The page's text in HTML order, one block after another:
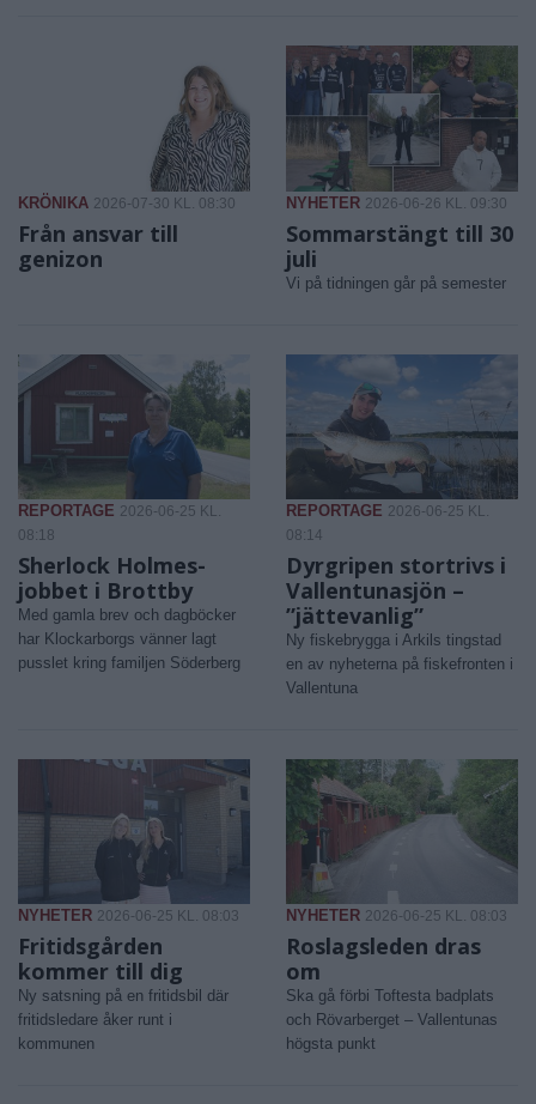
KRÖNIKA 2026-07-30 KL. 08:30
Från ansvar till
genizon
NYHETER 2026-06-26 KL. 09:30
Sommarstängt till 30
juli
Vi på tidningen går på semester
REPORTAGE 2026-06-25 KL.
08:18
Sherlock Holmes-
jobbet i Brottby
Med gamla brev och dagböcker
har Klockarborgs vänner lagt
pusslet kring familjen Söderberg
REPORTAGE 2026-06-25 KL.
08:14
Dyrgripen stortrivs i
Vallentunasjön –
”jättevanlig”
Ny fiskebrygga i Arkils tingstad
en av nyheterna på fiskefronten i
Vallentuna
NYHETER 2026-06-25 KL. 08:03
Fritidsgården
kommer till dig
Ny satsning på en fritidsbil där
fritidsledare åker runt i
kommunen
NYHETER 2026-06-25 KL. 08:03
Roslagsleden dras
om
Ska gå förbi Toftesta badplats
och Rövarberget – Vallentunas
högsta punkt